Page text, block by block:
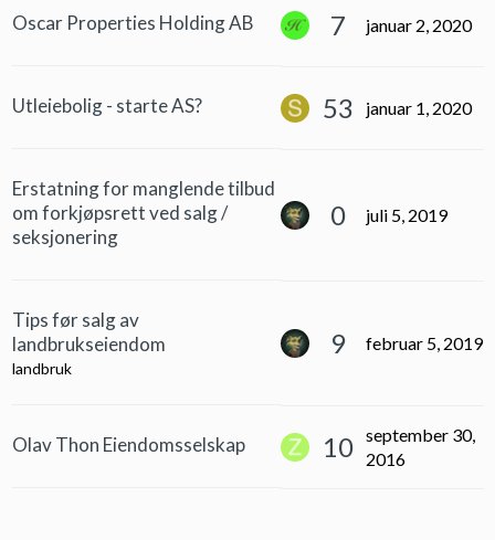
Oscar Properties Holding AB 7 januar 2, 2020
Utleiebolig - starte AS? 53 januar 1, 2020
Erstatning for manglende tilbud
om forkjøpsrett ved salg /
seksjonering
0 juli 5, 2019
Tips før salg av
landbrukseiendom
landbruk
9 februar 5, 2019
Olav Thon Eiendomsselskap 10
september 30,
2016